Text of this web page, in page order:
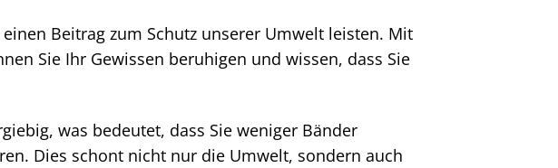
Beitrag zum Schutz unserer Umwelt leisten. Mit
Sie Ihr Gewissen beruhigen und wissen, dass Sie
was bedeutet, dass Sie weniger Bänder
Dies schont nicht nur die Umwelt, sondern auch